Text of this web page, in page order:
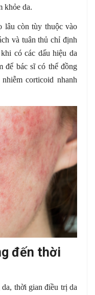
khỏe da.
lâu còn tùy thuộc vào
và tuân thủ chỉ định
có các dấu hiệu da
để bác sĩ có thể đồng
corticoid nhanh
đến thời
thời gian điều trị da